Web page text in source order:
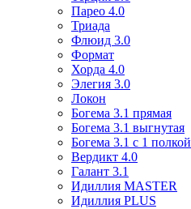
Парео 4.0
Триада
Флюид 3.0
Формат
Хорда 4.0
Элегия 3.0
Локон
Богема 3.1 прямая
Богема 3.1 выгнутая
Богема 3.1 с 1 полкой
Вердикт 4.0
Галант 3.1
Идиллия MASTER
Идиллия PLUS